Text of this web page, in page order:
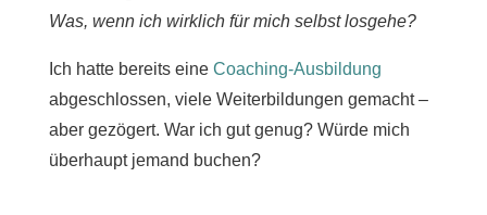
Was, wenn ich wirklich für mich selbst losgehe?
Ich hatte bereits eine Coaching-Ausbildung
abgeschlossen, viele Weiterbildungen gemacht –
aber gezögert. War ich gut genug? Würde mich
überhaupt jemand buchen?